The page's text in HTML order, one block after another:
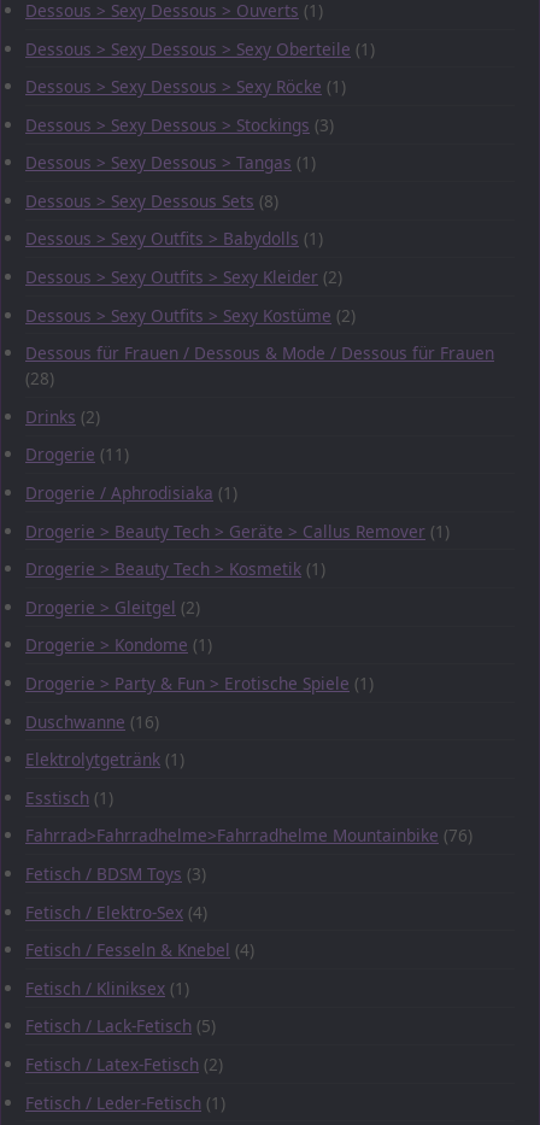
Dessous > Sexy Dessous > Ouverts (1)
Dessous > Sexy Dessous > Sexy Oberteile (1)
Dessous > Sexy Dessous > Sexy Röcke (1)
Dessous > Sexy Dessous > Stockings (3)
Dessous > Sexy Dessous > Tangas (1)
Dessous > Sexy Dessous Sets (8)
Dessous > Sexy Outfits > Babydolls (1)
Dessous > Sexy Outfits > Sexy Kleider (2)
Dessous > Sexy Outfits > Sexy Kostüme (2)
Dessous für Frauen / Dessous & Mode / Dessous für Frauen
(28)
Drinks (2)
Drogerie (11)
Drogerie / Aphrodisiaka (1)
Drogerie > Beauty Tech > Geräte > Callus Remover (1)
Drogerie > Beauty Tech > Kosmetik (1)
Drogerie > Gleitgel (2)
Drogerie > Kondome (1)
Drogerie > Party & Fun > Erotische Spiele (1)
Duschwanne (16)
Elektrolytgetränk (1)
Esstisch (1)
Fahrrad>Fahrradhelme>Fahrradhelme Mountainbike (76)
Fetisch / BDSM Toys (3)
Fetisch / Elektro-Sex (4)
Fetisch / Fesseln & Knebel (4)
Fetisch / Kliniksex (1)
Fetisch / Lack-Fetisch (5)
Fetisch / Latex-Fetisch (2)
Fetisch / Leder-Fetisch (1)